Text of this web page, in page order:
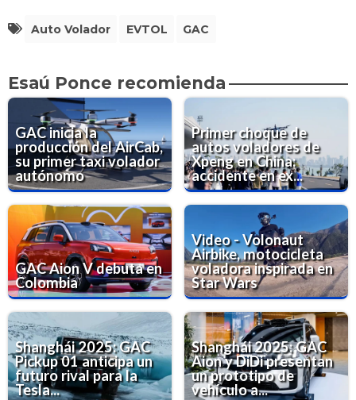
Auto Volador EVTOL GAC
Esaú Ponce recomienda
GAC inicia la
producción del AirCab,
su primer taxi volador
autónomo
Primer choque de
autos voladores de
Xpeng en China:
accidente en ex...
GAC Aion V debuta en
Colombia
Video - Volonaut
Airbike, motocicleta
voladora inspirada en
Star Wars
Shanghái 2025: GAC
Pickup 01 anticipa un
futuro rival para la
Tesla...
Shanghái 2025: GAC
Aion y DiDi presentan
un prototipo de
vehículo a...